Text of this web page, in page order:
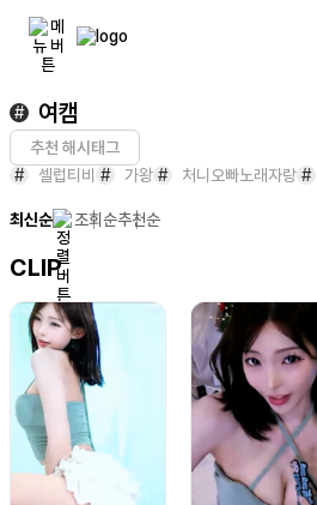
# 여캠
추천 해시태그
#
셀럽티비 # 가왕 # 처니오빠노래자랑 #
최신순 조회순추천순
CLIP